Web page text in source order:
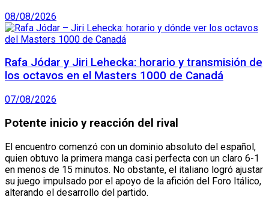
08/08/2026
Rafa Jódar y Jiri Lehecka: horario y transmisión de
los octavos en el Masters 1000 de Canadá
07/08/2026
Potente inicio y reacción del rival
El encuentro comenzó con un dominio absoluto del español,
quien obtuvo la primera manga casi perfecta con un claro 6-1
en menos de 15 minutos. No obstante, el italiano logró ajustar
su juego impulsado por el apoyo de la afición del Foro Itálico,
alterando el desarrollo del partido.